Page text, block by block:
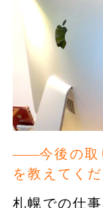
今後の取
を教えてくだ
札幌での仕